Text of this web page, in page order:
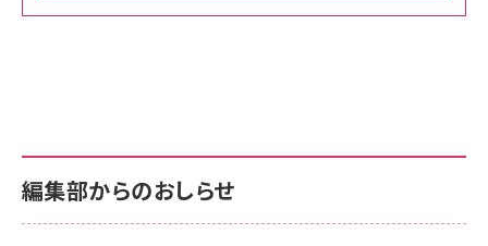
￥880
anan(アンアン)2026/06/24号 No.2500増刊
スペシャルエディション[王道エンタメの矜持／
サポート正規品 メーカー保証5年 KLMEA128G
NIMASO ガラスフィルム iPhone 17 用 保護フィ
サポート正規品 メーカー保証5年 KLMEA128G
Amazon eギフトカード - Amazonロゴ - クラ
編集部からのおしらせ